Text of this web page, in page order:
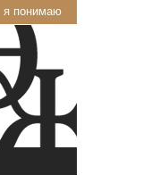
я понимаю